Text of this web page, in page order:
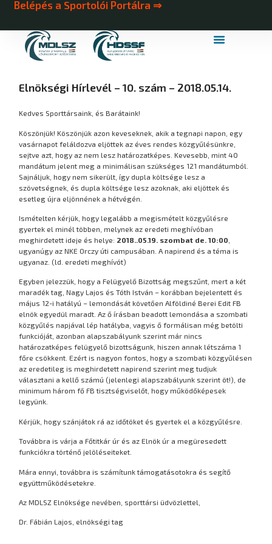
Belépés a Sportolói Portálra ⇒
Elnökségi Hírlevél – 10. szám – 2018.05.14.
Kedves Sporttársaink, és Barátaink!
Köszönjük! Köszönjük azon keveseknek, akik a tegnapi napon, egy
vasárnapot feláldozva eljöttek az éves rendes közgyűlésünkre,
sejtve azt, hogy az nem lesz határozatképes. Kevesebb, mint 40
mandátum jelent meg a minimálisan szükséges 121 mandátumból.
Sajnáljuk, hogy nem sikerült, így dupla költsége lesz a
szövetségnek, és dupla költsége lesz azoknak, aki eljöttek és
esetleg újra eljönnének a hétvégén.
Ismételten kérjük, hogy legalább a megismételt közgyűlésre
gyertek el minél többen, melynek az eredeti meghívóban
meghirdetett ideje és helye: 2018..05.19. szombat de. 10:00
ugyanúgy az NKE Orczy úti campusában. A napirend és a téma is
ugyanaz. (ld. eredeti meghívót)
Egyben jelezzük, hogy a Felügyelő Bizottság megszűnt, mert a két
maradék tag, Nagy Lajos és Tóth István – korábban bejelentett és
május 12-i hatályú – lemondását követően Alföldiné Berei Edit FB
elnök egyedül maradt. Az ő írásban beadott lemondása a szombati
közgyűlés napjával lép hatályba, vagyis ő formálisan még betölti
funkcióját, azonban alapszabályunk szerint már nincs
határozatképes felügyelő bizottságunk, hiszen annak létszáma 1
főre csökkent. Ezért is nagyon fontos, hogy a szombati közgyűlésen
az eredetileg is meghirdetett napirend szerint meg tudjuk
választani a kellő számú (jelenlegi alapszabályunk szerint öt!), de
minimum három fő FB tisztségviselőt, hogy működőképesek
legyünk.
Kérjük, hogy szánjátok rá az időtöket és gyertek el a közgyűlésre.
Továbbra is várja a Főtitkár úr és az Elnök úr a megüresedett
funkciókra történő jelöléseiteket.
Mára ennyi, továbbra is számítunk támogatásotokra és segítő
együttműködésetekre.
Az MDLSZ Elnöksége nevében, sporttársi üdvözlettel,
Dr. Fábián Lajos, elnökségi tag